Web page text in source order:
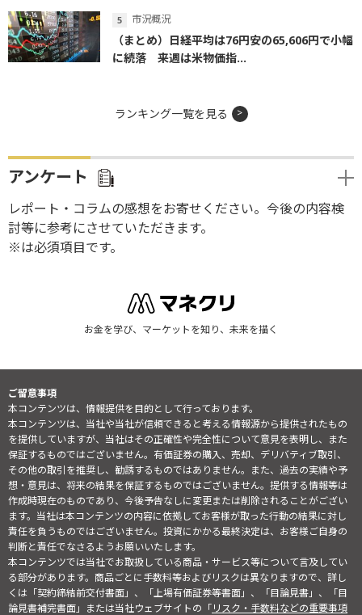
市況概況
（まとめ）日経平均は76円安の65,606円で小幅
に続落 来週は米物価指...
ランキング一覧を見る
アンケート
レポート・コラムの感想をお寄せください。今後の内容検
討等に参考にさせていただきます。
※は必須項目です。
お金を学び、マーケットを知り、未来を描く
ご留意事項
本コンテンツは、情報提供を目的として行っております。
本コンテンツは、当社や当社が信頼できると考える情報源から提供されたもの
を提供していますが、当社はその正確性や完全性について意見を表明し、また
保証するものではございません。有価証券の購入、売却、デリバティブ取引、
その他の取引を推奨し、勧誘するものではありません。また、過去の実績や予
想・意見は、将来の結果を保証するものではございません。提供する情報等は
作成時現在のものであり、今後予告なしに変更または削除されることがござい
ます。当社は本コンテンツの内容に依拠してお客様が取った行動の結果に対し
責任を負うものではございません。投資にかかる最終決定は、お客様ご自身の
判断と責任でなさるようお願いいたします。
本コンテンツでは当社でお取扱している商品・サービス等について言及してい
る部分があります。商品ごとに手数料等およびリスクは異なりますので、詳し
くは「契約締結前交付書面」、「上場有価証券等書面」、「目論見書」、「目
論見書補完書面」または当社ウェブサイトの「リスク・手数料などの重要事項